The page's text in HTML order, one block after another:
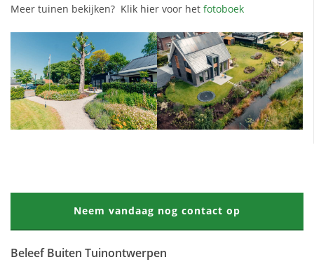
Meer tuinen bekijken? Klik hier voor het fotoboek
Neem vandaag nog contact op
Beleef Buiten Tuinontwerpen